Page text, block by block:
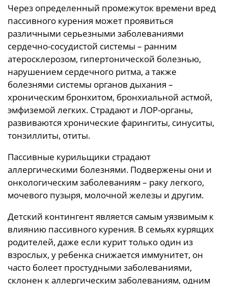
Через определенный промежуток времени вред
пассивного курения может проявиться
различными серьезными заболеваниями
сердечно-сосудистой системы – ранним
атеросклерозом, гипертонической болезнью,
нарушением сердечного ритма, а также
болезнями системы органов дыхания –
хроническим бронхитом, бронхиальной астмой,
эмфиземой легких. Страдают и ЛОР-органы,
развиваются хронические фарингиты, синуситы,
тонзиллиты, отиты.
Пассивные курильщики страдают
аллергическими болезнями. Подвержены они и
онкологическим заболеваниям – раку легкого,
мочевого пузыря, молочной железы и другим.
Детский контингент является самым уязвимым к
влиянию пассивного курения. В семьях курящих
родителей, даже если курит только один из
взрослых, у ребенка снижается иммунитет, он
часто болеет простудными заболеваниями,
склонен к аллергическим заболеваниям, одним